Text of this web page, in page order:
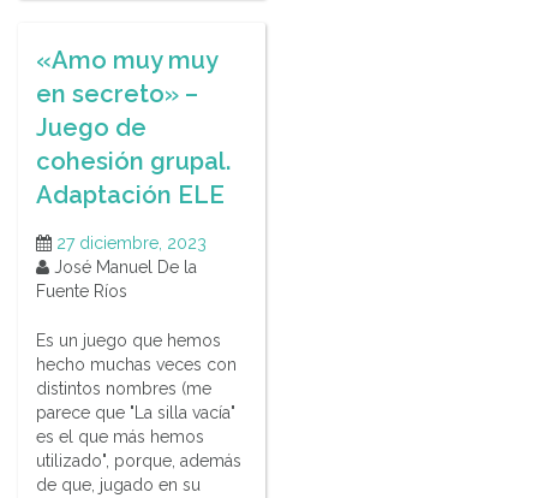
«Amo muy muy
en secreto» –
Juego de
cohesión grupal.
Adaptación ELE
27 diciembre, 2023
José Manuel De la
Fuente Ríos
Es un juego que hemos
hecho muchas veces con
distintos nombres (me
parece que "La silla vacía"
es el que más hemos
utilizado", porque, además
de que, jugado en su